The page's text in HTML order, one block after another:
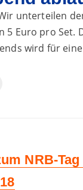
unterteilen
5 Euro pro Set.
wird für
NRB-